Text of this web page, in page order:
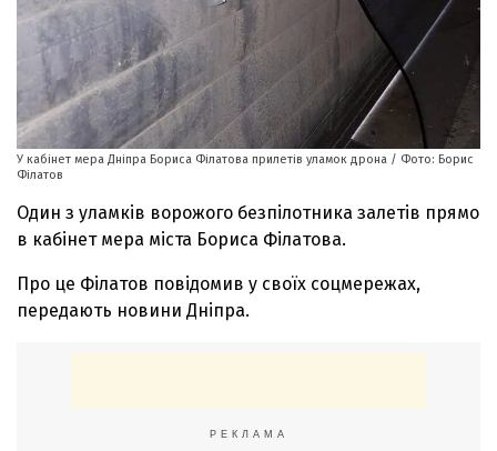
У кабінет мера Дніпра Бориса Філатова прилетів уламок дрона / Фото: Борис
Філатов
Один з уламків ворожого безпілотника залетів прямо
в кабінет мера міста Бориса Філатова.
Про це Філатов повідомив у своїх соцмережах,
передають новини Дніпра.
РЕКЛАМА